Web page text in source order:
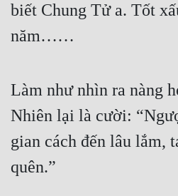
biết Chung Tử a. Tốt
năm……
Làm như nhìn ra nàng
Nhiên lại là cười:
gian cách đến lâu lắm,
quên.”